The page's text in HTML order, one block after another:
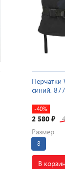
Перчатки
синий,
-40%
2 580 ₽
Размер
8
В